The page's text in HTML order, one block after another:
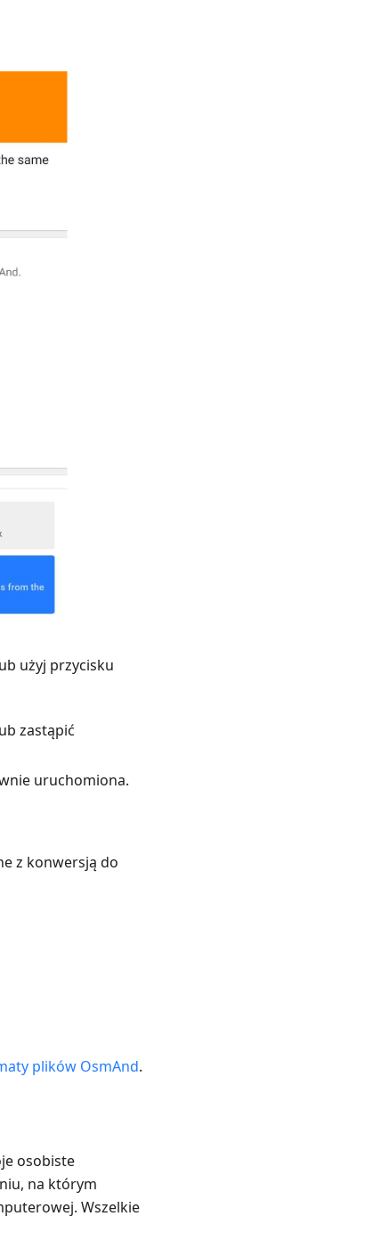
użyj przycisku
zastąpić
uruchomiona.
z konwersją do
plików OsmAnd.
osobiste
na którym
Wszelkie